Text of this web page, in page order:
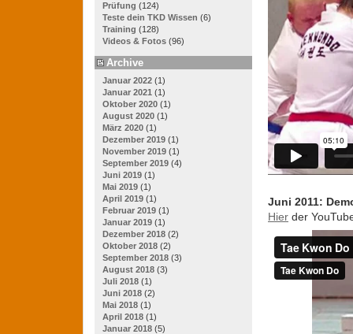
Prüfung (124)
Teste dein TKD Wissen (6)
Training (128)
Videos & Fotos (96)
Archive
Januar 2022 (1)
Januar 2021 (1)
Oktober 2020 (1)
August 2020 (1)
März 2020 (1)
Dezember 2019 (1)
November 2019 (1)
September 2019 (4)
Juni 2019 (1)
Mai 2019 (1)
April 2019 (1)
Februar 2019 (1)
Januar 2019 (1)
Dezember 2018 (2)
Oktober 2018 (2)
September 2018 (3)
August 2018 (3)
Juli 2018 (1)
Juni 2018 (2)
Mai 2018 (1)
April 2018 (1)
Januar 2018 (5)
Juni 2011:
Hier der